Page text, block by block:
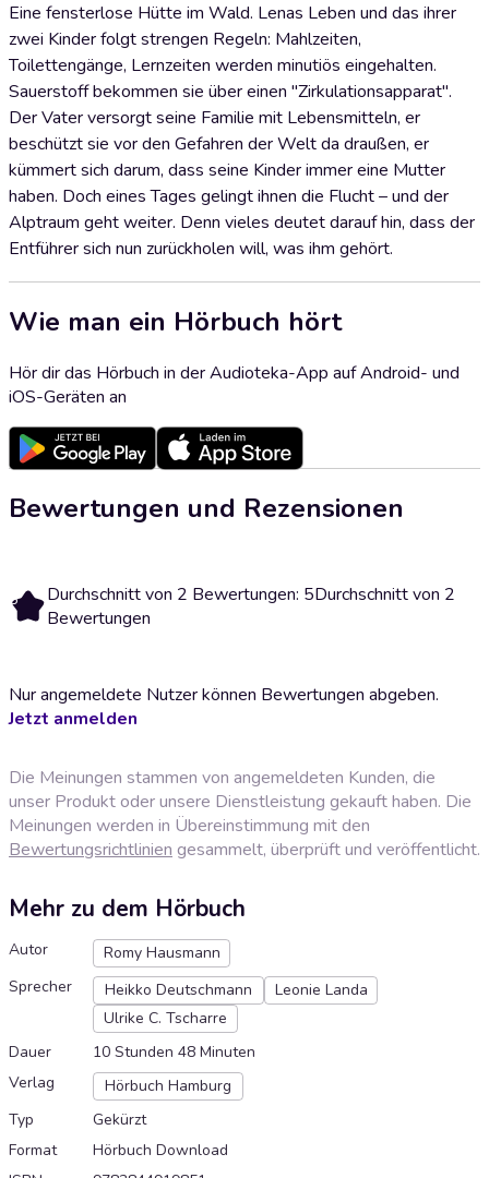
Eine fensterlose Hütte im Wald. Lenas Leben und das ihrer
zwei Kinder folgt strengen Regeln: Mahlzeiten,
Toilettengänge, Lernzeiten werden minutiös eingehalten.
Sauerstoff bekommen sie über einen "Zirkulationsapparat".
Der Vater versorgt seine Familie mit Lebensmitteln, er
beschützt sie vor den Gefahren der Welt da draußen, er
kümmert sich darum, dass seine Kinder immer eine Mutter
haben. Doch eines Tages gelingt ihnen die Flucht – und der
Alptraum geht weiter. Denn vieles deutet darauf hin, dass der
Entführer sich nun zurückholen will, was ihm gehört.
Wie man ein Hörbuch hört
Hör dir das Hörbuch in der Audioteka-App auf Android- und
iOS-Geräten an
Bewertungen und Rezensionen
5 Durchschnitt von 2 Bewertungen: 5Durchschnitt von 2
Bewertungen
Nur angemeldete Nutzer können Bewertungen abgeben.
Jetzt anmelden
Die Meinungen stammen von angemeldeten Kunden, die
unser Produkt oder unsere Dienstleistung gekauft haben. Die
Meinungen werden in Übereinstimmung mit den
Bewertungsrichtlinien gesammelt, überprüft und veröffentlicht.
Mehr zu dem Hörbuch
Autor
Romy Hausmann
Sprecher
Heikko Deutschmann
Leonie Landa
Ulrike C. Tscharre
Dauer
10 Stunden 48 Minuten
Verlag
Hörbuch Hamburg
Typ
Gekürzt
Format
Hörbuch Download